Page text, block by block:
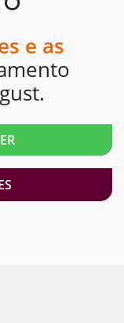
e as